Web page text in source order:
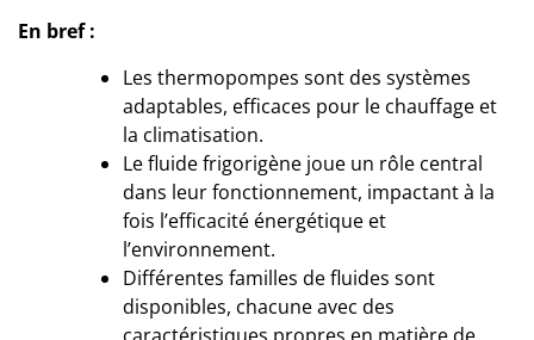
En bref :
Les thermopompes sont des systèmes
adaptables, efficaces pour le chauffage et
la climatisation.
Le fluide frigorigène joue un rôle central
dans leur fonctionnement, impactant à la
fois l’efficacité énergétique et
l’environnement.
Différentes familles de fluides sont
disponibles, chacune avec des